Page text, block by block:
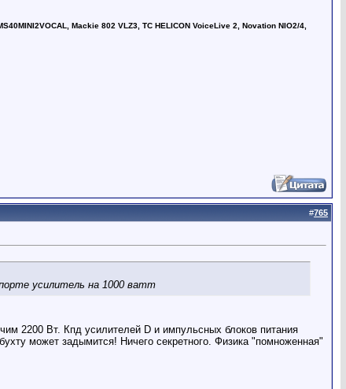
Mackie 802 VLZ3, TC HELICON VoiceLive 2, Novation NIO2/4,
#765
усилитель на 1000 ватт
2200 Вт. Кпд усилителей D и импульсных блоков питания
может задымится! Ничего секретного. Физика "помноженная"